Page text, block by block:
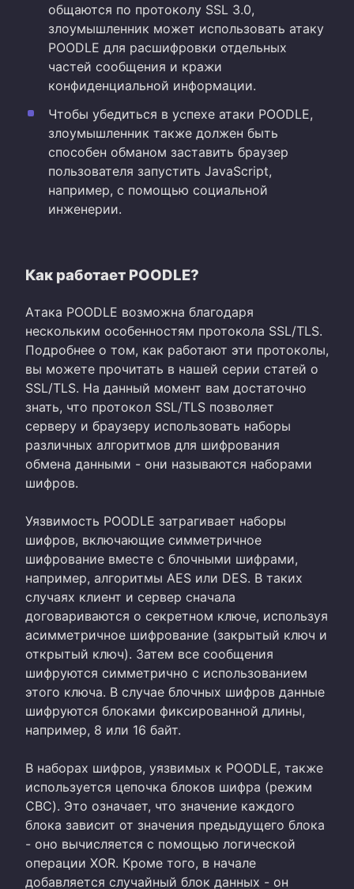
общаются по протоколу SSL 3.0,
злоумышленник может использовать атаку
POODLE для расшифровки отдельных
частей сообщения и кражи
конфиденциальной информации.
Чтобы убедиться в успехе атаки POODLE,
злоумышленник также должен быть
способен обманом заставить браузер
пользователя запустить JavaScript,
например, с помощью социальной
инженерии.
Как работает POODLE?
Атака POODLE возможна благодаря
нескольким особенностям протокола SSL/TLS.
Подробнее о том, как работают эти протоколы,
вы можете прочитать в нашей серии статей о
SSL/TLS. На данный момент вам достаточно
знать, что протокол SSL/TLS позволяет
серверу и браузеру использовать наборы
различных алгоритмов для шифрования
обмена данными - они называются наборами
шифров.
Уязвимость POODLE затрагивает наборы
шифров, включающие симметричное
шифрование вместе с блочными шифрами,
например, алгоритмы AES или DES. В таких
случаях клиент и сервер сначала
договариваются о секретном ключе, используя
асимметричное шифрование (закрытый ключ и
открытый ключ). Затем все сообщения
шифруются симметрично с использованием
этого ключа. В случае блочных шифров данные
шифруются блоками фиксированной длины,
например, 8 или 16 байт.
В наборах шифров, уязвимых к POODLE, также
используется цепочка блоков шифра (режим
CBC). Это означает, что значение каждого
блока зависит от значения предыдущего блока
- оно вычисляется с помощью логической
операции XOR. Кроме того, в начале
добавляется случайный блок данных - он